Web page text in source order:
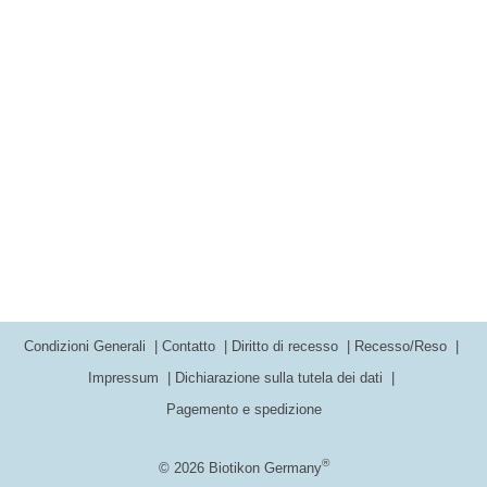
© 2026 Biotikon Germany®
Condizioni Generali Contatto Diritto di recesso
Recesso/Reso
Impressum
Dichiarazione sulla tutela dei dati
Pagemento e spedizione